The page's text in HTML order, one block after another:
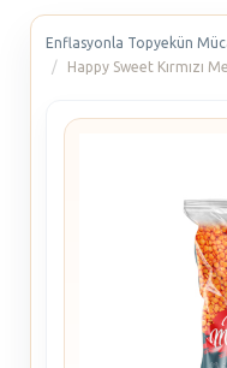
Enflasyonla Topyekün
Happy Sweet Kırmızı